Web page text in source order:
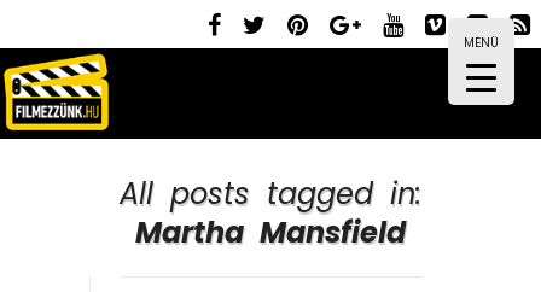
MENÜ
All posts tagged in:
Martha Mansfield